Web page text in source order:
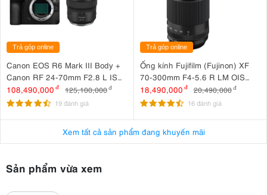
Trả góp online
Canon EOS R6 Mark III Body +
Canon RF 24-70mm F2.8 L IS
USM
108,490,000 đ 125,100,000đ
19 đánh giá
Trả góp online
Ống kính Fujifilm (Fujinon) XF
70-300mm F4-5.6 R LM OIS
WR
18,490,000 đ 20,490,000 đ
16 đánh giá
Xem tất cả sản phẩm đang khuyến mãi
Sản phẩm vừa xem